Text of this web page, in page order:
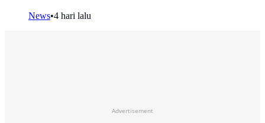
News•4 hari lalu
Advertisement